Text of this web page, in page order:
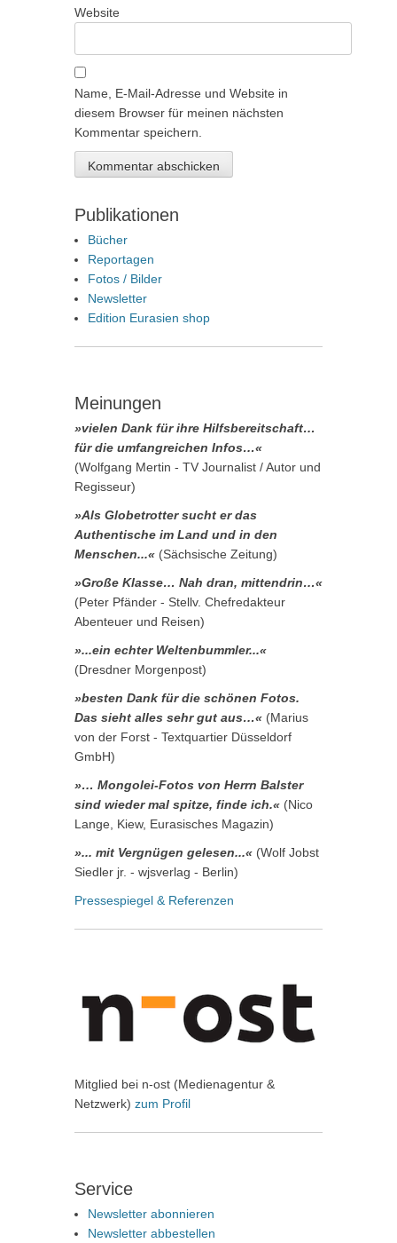
Website
Name, E-Mail-Adresse und Website in
diesem Browser für meinen nächsten
Kommentar speichern.
Publikationen
Bücher
Reportagen
Fotos / Bilder
Newsletter
Edition Eurasien shop
Meinungen
»vielen Dank für ihre Hilfsbereitschaft…
für die umfangreichen Infos…«
(Wolfgang Mertin - TV Journalist / Autor und
Regisseur)
»Als Globetrotter sucht er das
Authentische im Land und in den
Menschen...« (Sächsische Zeitung)
»Große Klasse… Nah dran, mittendrin…«
(Peter Pfänder - Stellv. Chefredakteur
Abenteuer und Reisen)
»...ein echter Weltenbummler...«
(Dresdner Morgenpost)
»besten Dank für die schönen Fotos.
Das sieht alles sehr gut aus…« (Marius
von der Forst - Textquartier Düsseldorf
GmbH)
»… Mongolei-Fotos von Herrn Balster
sind wieder mal spitze, finde ich.« (Nico
Lange, Kiew, Eurasisches Magazin)
»... mit Vergnügen gelesen...« (Wolf Jobst
Siedler jr. - wjsverlag - Berlin)
Pressespiegel & Referenzen
Mitglied bei n-ost (Medienagentur &
Netzwerk) zum Profil
Service
Newsletter abonnieren
Newsletter abbestellen